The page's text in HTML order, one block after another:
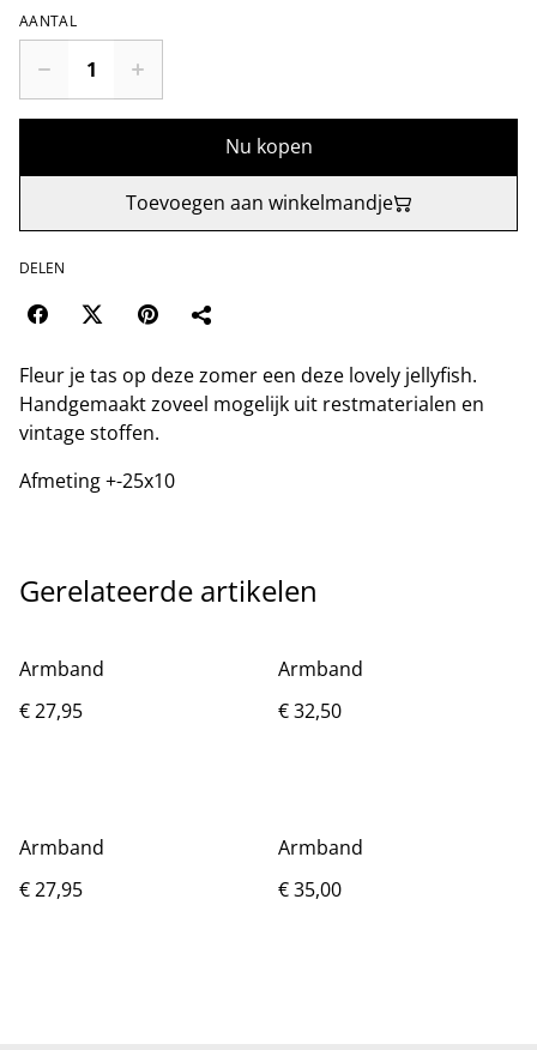
AANTAL
Nu kopen
Toevoegen aan winkelmandje
DELEN
Fleur je tas op deze zomer een deze lovely jellyfish.
Handgemaakt zoveel mogelijk uit restmaterialen en
vintage stoffen.
Afmeting +-25x10
Gerelateerde artikelen
Armband
€ 27,95
Armband
€ 32,50
Armband
€ 27,95
Armband
€ 35,00